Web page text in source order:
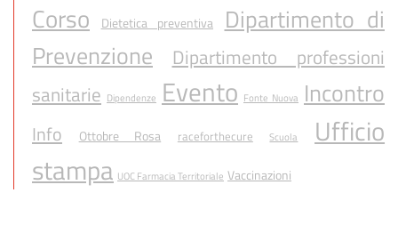
Corso Dietetica preventiva
Dipartimento di
Prevenzione
Dipartimento professioni
sanitarie Dipendenze Evento Fonte Nuova Incontro
Info Ottobre Rosa raceforthecure Scuola
Ufficio
stampa UOC Farmacia Territoriale Vaccinazioni